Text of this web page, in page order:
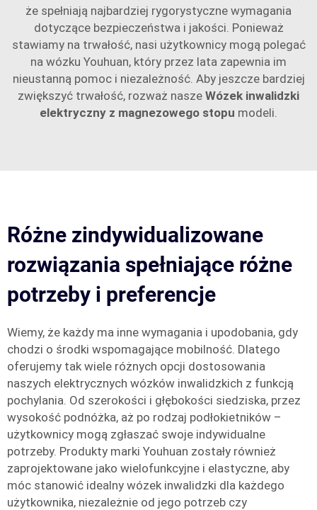
że spełniają najbardziej rygorystyczne wymagania
dotyczące bezpieczeństwa i jakości. Ponieważ
stawiamy na trwałość, nasi użytkownicy mogą polegać
na wózku Youhuan, który przez lata zapewnia im
nieustanną pomoc i niezależność. Aby jeszcze bardziej
zwiększyć trwałość, rozważ nasze Wózek inwalidzki
elektryczny z magnezowego stopu modeli.
Różne zindywidualizowane
rozwiązania spełniające różne
potrzeby i preferencje
Wiemy, że każdy ma inne wymagania i upodobania, gdy
chodzi o środki wspomagające mobilność. Dlatego
oferujemy tak wiele różnych opcji dostosowania
naszych elektrycznych wózków inwalidzkich z funkcją
pochylania. Od szerokości i głębokości siedziska, przez
wysokość podnóżka, aż po rodzaj podłokietników –
użytkownicy mogą zgłaszać swoje indywidualne
potrzeby. Produkty marki Youhuan zostały również
zaprojektowane jako wielofunkcyjne i elastyczne, aby
móc stanowić idealny wózek inwalidzki dla każdego
użytkownika, niezależnie od jego potrzeb czy